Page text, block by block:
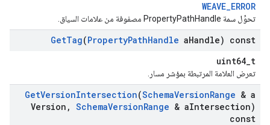
WEAVE_ERROR
تحوِّل سمة PropertyPathHandle مصفوفة من علامات السياق.
GetTag(PropertyPathHandle aHandle) const
uint64_t
تعرض العلامة المرتبطة بمؤشر مسار.
GetVersionIntersection(SchemaVersionRange & a
Version , SchemaVersionRange & aIntersection)
const